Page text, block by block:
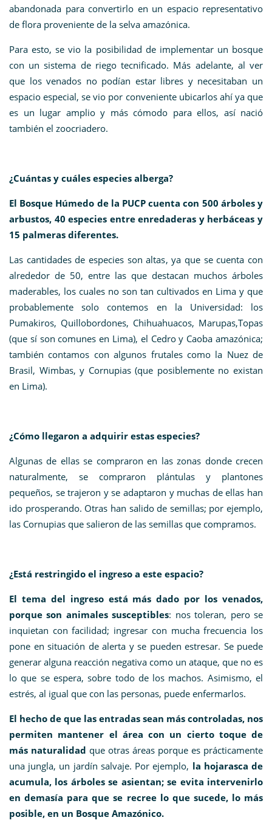
abandonada para convertirlo en un espacio representativo
de flora proveniente de la selva amazónica.
Para esto, se vio la posibilidad de implementar un bosque
con un sistema de riego tecnificado. Más adelante, al ver
que los venados no podían estar libres y necesitaban un
espacio especial, se vio por conveniente ubicarlos ahí ya que
es un lugar amplio y más cómodo para ellos, así nació
también el zoocriadero.
¿Cuántas y cuáles especies alberga?
El Bosque Húmedo de la PUCP cuenta con 500 árboles y
arbustos, 40 especies entre enredaderas y herbáceas y
15 palmeras diferentes.
Las cantidades de especies son altas, ya que se cuenta con
alrededor de 50, entre las que destacan muchos árboles
maderables, los cuales no son tan cultivados en Lima y que
probablemente solo contemos en la Universidad: los
Pumakiros, Quillobordones, Chihuahuacos, Marupas,Topas
(que sí son comunes en Lima), el Cedro y Caoba amazónica;
también contamos con algunos frutales como la Nuez de
Brasil, Wimbas, y Cornupias (que posiblemente no existan
en Lima).
¿Cómo llegaron a adquirir estas especies?
Algunas de ellas se compraron en las zonas donde crecen
naturalmente, se compraron plántulas y plantones
pequeños, se trajeron y se adaptaron y muchas de ellas han
ido prosperando. Otras han salido de semillas; por ejemplo,
las Cornupias que salieron de las semillas que compramos.
¿Está restringido el ingreso a este espacio?
El tema del ingreso está más dado por los venados,
porque son animales susceptibles: nos toleran, pero se
inquietan con facilidad; ingresar con mucha frecuencia los
pone en situación de alerta y se pueden estresar. Se puede
generar alguna reacción negativa como un ataque, que no es
lo que se espera, sobre todo de los machos. Asimismo, el
estrés, al igual que con las personas, puede enfermarlos.
El hecho de que las entradas sean más controladas, nos
permiten mantener el área con un cierto toque de
más naturalidad que otras áreas porque es prácticamente
una jungla, un jardín salvaje. Por ejemplo, la hojarasca de
acumula, los árboles se asientan; se evita intervenirlo
en demasía para que se recree lo que sucede, lo más
posible, en un Bosque Amazónico.